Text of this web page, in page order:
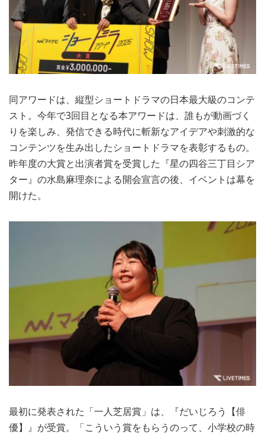
同アワードは、縦型ショートドラマの日本最大級のコンテ
スト。今年で3回目となる本アワードは、誰もが動画づく
りを楽しみ、発信できる時代に斬新なアイデアや刺激的な
コンテンツを生み出したショートドラマを表彰するもの。
昨年度の大賞と出演者賞を受賞した『星の四谷三丁目シア
ター』の水島麻理奈による開会宣言の後、イベントは幕を
開けた。
最初に発表された「一人芝居賞」は、『だいじろう【俳
優】』が受賞。「こういう賞をもらうのって、小学校の時